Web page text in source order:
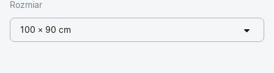
Rozmiar
100 × 90 cm